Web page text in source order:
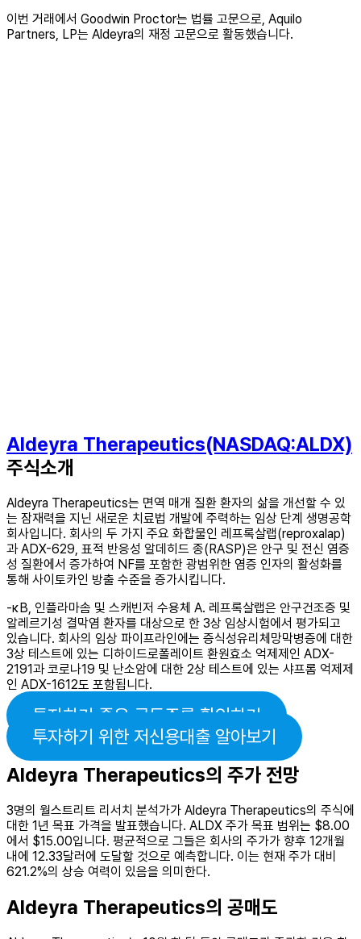
이번 거래에서 Goodwin Proctor는 법률 고문으로, Aquilo
Partners, LP는 Aldeyra의 재정 고문으로 활동했습니다.
Aldeyra Therapeutics(NASDAQ:ALDX)
주식소개
Aldeyra Therapeutics는 면역 매개 질환 환자의 삶을 개선할 수 있
는 잠재력을 지닌 새로운 치료법 개발에 주력하는 임상 단계 생명공학
회사입니다. 회사의 두 가지 주요 화합물인 레프록살랩(reproxalap)
과 ADX-629, 표적 반응성 알데히드 종(RASP)은 안구 및 전신 염증
성 질환에서 증가하여 NF를 포함한 광범위한 염증 인자의 활성화를
통해 사이토카인 방출 수준을 증가시킵니다.
-κB, 인플라마솜 및 스캐빈저 수용체 A. 레프록살랩은 안구건조증 및
알레르기성 결막염 환자를 대상으로 한 3상 임상시험에서 평가되고
있습니다. 회사의 임상 파이프라인에는 증식성유리체망막병증에 대한
3상 테스트에 있는 디하이드로폴레이트 환원효소 억제제인 ​​ADX-
2191과 코로나19 및 난소암에 대한 2상 테스트에 있는 샤프롬 억제제
인 ​​ADX-1612도 포함됩니다.
투자하기 좋은 급등주를 확인하기
투자하기 위한 저신용대출 알아보기
Aldeyra Therapeutics의 주가 전망
3명의 월스트리트 리서치 분석가가 Aldeyra Therapeutics의 주식에
대한 1년 목표 가격을 발표했습니다. ALDX 주가 목표 범위는 $8.00
에서 $15.00입니다. 평균적으로 그들은 회사의 주가가 향후 12개월
내에 12.33달러에 도달할 것으로 예측합니다. 이는 현재 주가 대비
621.2%의 상승 여력이 있음을 의미한다.
Aldeyra Therapeutics의 공매도